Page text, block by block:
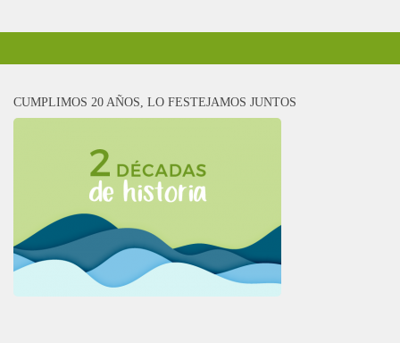
CUMPLIMOS 20 AÑOS, LO FESTEJAMOS JUNTOS